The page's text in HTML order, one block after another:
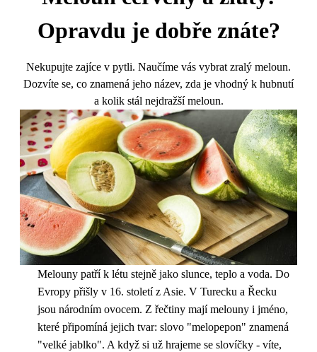
Opravdu je dobře znáte?
Nekupujte zajíce v pytli. Naučíme vás vybrat zralý meloun.
Dozvíte se, co znamená jeho název, zda je vhodný k hubnutí
a kolik stál nejdražší meloun.
Melouny patří k létu stejně jako slunce, teplo a voda. Do
Evropy přišly v 16. století z Asie. V Turecku a Řecku
jsou národním ovocem. Z řečtiny mají melouny i jméno,
které připomíná jejich tvar: slovo "melopepon" znamená
"velké jablko". A když si už hrajeme se slovíčky - víte,